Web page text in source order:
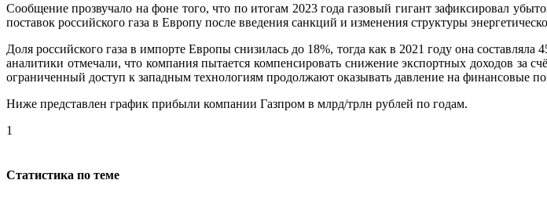
Сообщение прозвучало на фоне того, что по итогам 2023 года газовый гигант зафиксировал
поставок российского газа в Европу после введения санкций и изменения структуры
Доля российского газа в импорте Европы снизилась до 18%, тогда как в 2021 году она
аналитики отмечали, что компания пытается компенсировать снижение экспортных доходов за
ограниченный доступ к западным технологиям продолжают оказывать давление на финансовые
Ниже представлен график прибыли компании Газпром в млрд/трлн рублей по годам.
1
Статистика по теме